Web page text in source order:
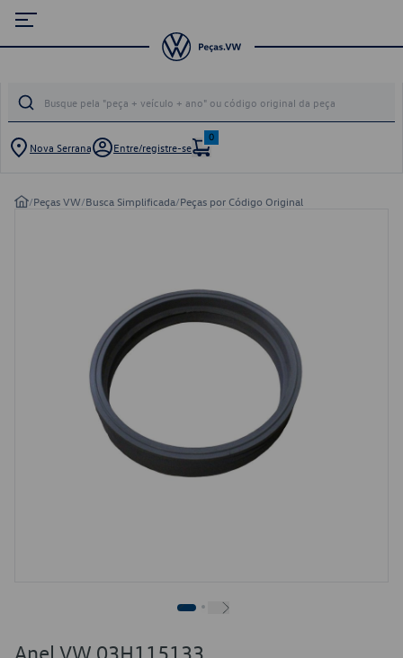
Nova Serrana Entre/registre-se
0
/Peças VW/Busca Simplificada/Peças por Código Original
Anel VW 03H115133